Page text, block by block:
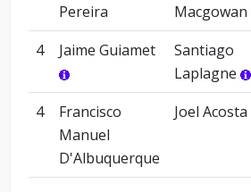
Pereira
Macgowan
4 Jaime Guiamet
Santiago
Laplagne
4
Francisco
Manuel
D'Albuquerque
Joel Acosta